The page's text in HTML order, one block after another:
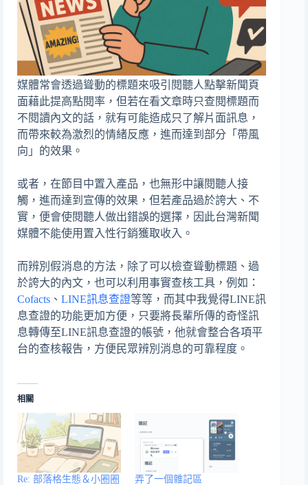
媒體常會透過聳動的標題來吸引閱聽人點擊新聞頁
面藉此提高點閱率，但若在看文章時只查閱標題而
不閱讀內文的話，就有可能造成只了解片面訊息，
而帶來較為激烈的情緒反應，進而達到部分「帶風
向」的效果。
或者，在節目中置入產品，也無形中讓閱聽人接
觸，進而達到宣傳的效果，但若產品過於誇大、不
實，便會使閱聽人做出錯誤的選擇，因此台灣新聞
媒體不能使用置入性行銷獲取收入。
而辨別假消息的方法，除了可以檢查聳動標題、過
於誇大的內文，也可以利用事實查核工具，例如：
Cofacts 、 LINE訊息查證等等，而其中我覺得LINE訊
息查證的功能更加方便，只要將長輩所傳的奇怪訊
息轉傳至LINE訊息查證的帳號，他就會整合各項平
台的查核報告，方便民眾辨別消息的可靠程度。
相關
Re: 部落格生態＆小圈圈
弄了一個雜記區